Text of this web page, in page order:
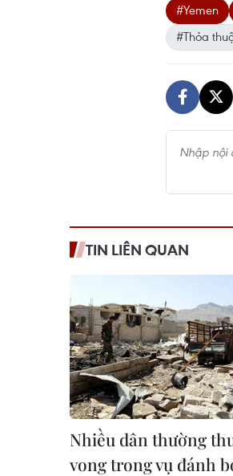
#Yemen
#Thỏa
TIN LIÊN QUAN
Nhiều dân thường
vong trong vụ đánh